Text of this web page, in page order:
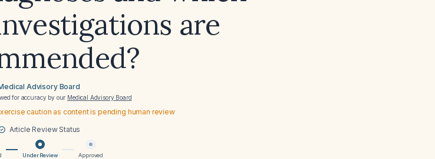
are
Advisory Board
for accuracy by our Medical Advisory Board
caution as content is pending human review
Article Review Status
Under Review Approved